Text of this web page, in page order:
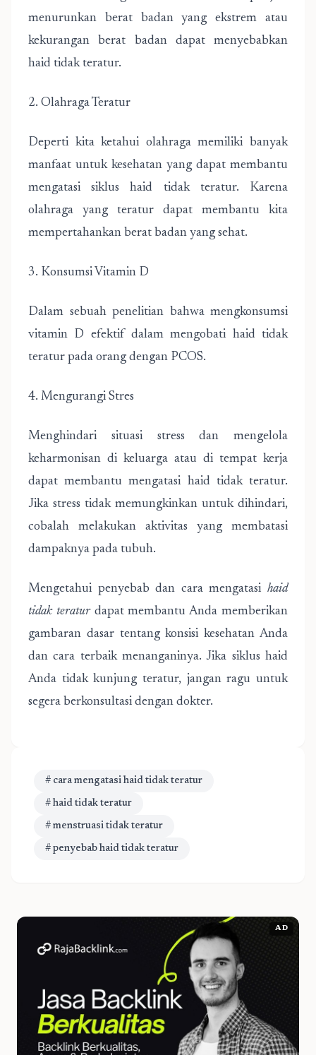
menurunkan berat badan yang ekstrem atau
kekurangan berat badan dapat menyebabkan
haid tidak teratur.
2. Olahraga Teratur
Deperti kita ketahui olahraga memiliki banyak
manfaat untuk kesehatan yang dapat membantu
mengatasi siklus haid tidak teratur. Karena
olahraga yang teratur dapat membantu kita
mempertahankan berat badan yang sehat.
3. Konsumsi Vitamin D
Dalam sebuah penelitian bahwa mengkonsumsi
vitamin D efektif dalam mengobati haid tidak
teratur pada orang dengan PCOS.
4. Mengurangi Stres
Menghindari situasi stress dan mengelola
keharmonisan di keluarga atau di tempat kerja
dapat membantu mengatasi haid tidak teratur.
Jika stress tidak memungkinkan untuk dihindari,
cobalah melakukan aktivitas yang membatasi
dampaknya pada tubuh.
Mengetahui penyebab dan cara mengatasi haid
tidak teratur dapat membantu Anda memberikan
gambaran dasar tentang konsisi kesehatan Anda
dan cara terbaik menanganinya. Jika siklus haid
Anda tidak kunjung teratur, jangan ragu untuk
segera berkonsultasi dengan dokter.
# cara mengatasi haid tidak teratur
# haid tidak teratur
# menstruasi tidak teratur
# penyebab haid tidak teratur
AD